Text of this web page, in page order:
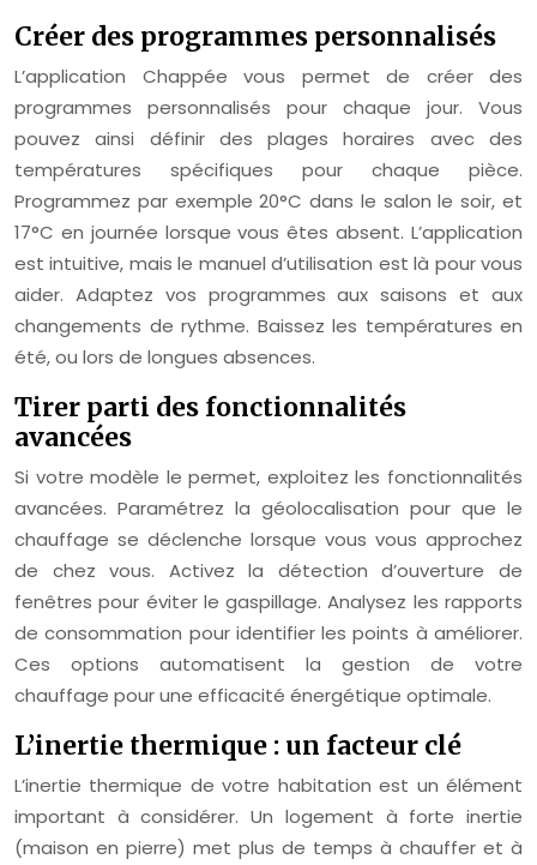
Créer des programmes personnalisés
L’application Chappée vous permet de créer des
programmes personnalisés pour chaque jour. Vous
pouvez ainsi définir des plages horaires avec des
températures spécifiques pour chaque pièce.
Programmez par exemple 20°C dans le salon le soir, et
17°C en journée lorsque vous êtes absent. L’application
est intuitive, mais le manuel d’utilisation est là pour vous
aider. Adaptez vos programmes aux saisons et aux
changements de rythme. Baissez les températures en
été, ou lors de longues absences.
Tirer parti des fonctionnalités
avancées
Si votre modèle le permet, exploitez les fonctionnalités
avancées. Paramétrez la géolocalisation pour que le
chauffage se déclenche lorsque vous vous approchez
de chez vous. Activez la détection d’ouverture de
fenêtres pour éviter le gaspillage. Analysez les rapports
de consommation pour identifier les points à améliorer.
Ces options automatisent la gestion de votre
chauffage pour une efficacité énergétique optimale.
L’inertie thermique : un facteur clé
L’inertie thermique de votre habitation est un élément
important à considérer. Un logement à forte inertie
(maison en pierre) met plus de temps à chauffer et à